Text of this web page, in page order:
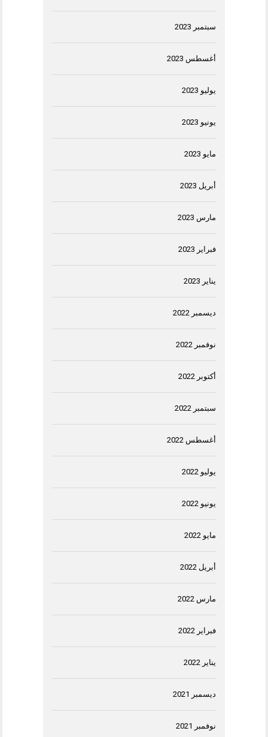
سبتمبر 2023
أغسطس 2023
يوليو 2023
يونيو 2023
مايو 2023
أبريل 2023
مارس 2023
فبراير 2023
يناير 2023
ديسمبر 2022
نوفمبر 2022
أكتوبر 2022
سبتمبر 2022
أغسطس 2022
يوليو 2022
يونيو 2022
مايو 2022
أبريل 2022
مارس 2022
فبراير 2022
يناير 2022
ديسمبر 2021
نوفمبر 2021